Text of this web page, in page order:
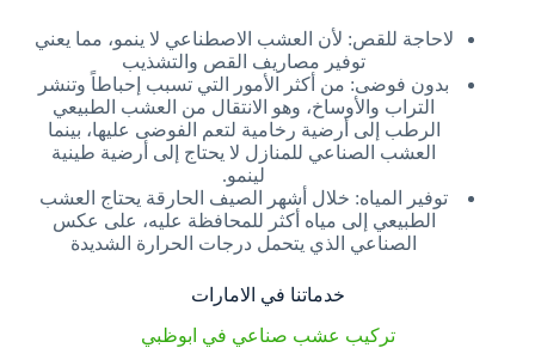
لاحاجة للقص: لأن العشب الاصطناعي لا ينمو، مما يعني
توفير مصاريف القص والتشذيب
بدون فوضى: من أكثر الأمور التي تسبب إحباطاً وتنشر
التراب والأوساخ، وهو الانتقال من العشب الطبيعي
الرطب إلى أرضية رخامية لتعم الفوضى عليها، بينما
العشب الصناعي للمنازل لا يحتاج إلى أرضية طينية
لينمو.
توفير المياه: خلال أشهر الصيف الحارقة يحتاج العشب
الطبيعي إلى مياه أكثر للمحافظة عليه، على عكس
الصناعي الذي يتحمل درجات الحرارة الشديدة
خدماتنا في الامارات
تركيب عشب صناعي في ابوظبي